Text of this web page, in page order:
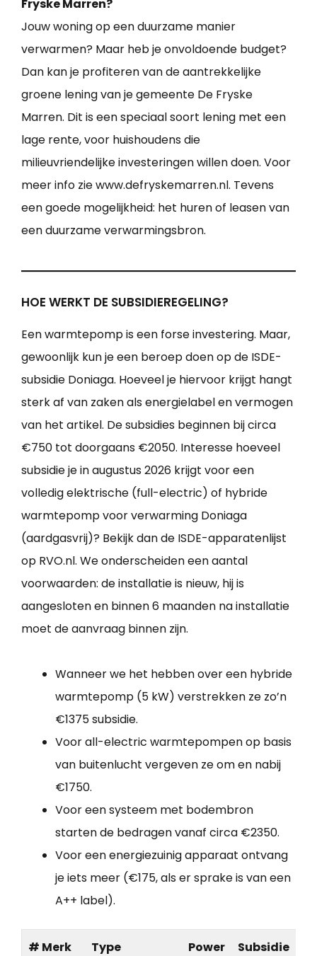
Fryske Marren?
Jouw woning op een duurzame manier
verwarmen? Maar heb je onvoldoende budget?
Dan kan je profiteren van de aantrekkelijke
groene lening van je gemeente De Fryske
Marren. Dit is een speciaal soort lening met een
lage rente, voor huishoudens die
milieuvriendelijke investeringen willen doen. Voor
meer info zie www.defryskemarren.nl. Tevens
een goede mogelijkheid: het huren of leasen van
een duurzame verwarmingsbron.
HOE WERKT DE SUBSIDIEREGELING?
Een warmtepomp is een forse investering. Maar,
gewoonlijk kun je een beroep doen op de ISDE-
subsidie Doniaga. Hoeveel je hiervoor krijgt hangt
sterk af van zaken als energielabel en vermogen
van het artikel. De subsidies beginnen bij circa
€750 tot doorgaans €2050. Interesse hoeveel
subsidie je in augustus 2026 krijgt voor een
volledig elektrische (full-electric) of hybride
warmtepomp voor verwarming Doniaga
(aardgasvrij)? Bekijk dan de ISDE-apparatenlijst
op RVO.nl. We onderscheiden een aantal
voorwaarden: de installatie is nieuw, hij is
aangesloten en binnen 6 maanden na installatie
moet de aanvraag binnen zijn.
Wanneer we het hebben over een hybride
warmtepomp (5 kW) verstrekken ze zo’n
€1375 subsidie.
Voor all-electric warmtepompen op basis
van buitenlucht vergeven ze om en nabij
€1750.
Voor een systeem met bodembron
starten de bedragen vanaf circa €2350.
Voor een energiezuinig apparaat ontvang
je iets meer (€175, als er sprake is van een
A++ label).
# Merk Type Power Subsidie